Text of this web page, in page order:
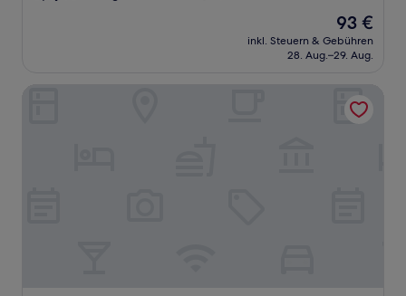
Bewertungen)
Der
Preis
beträgt
93 €
inkl. Steuern & Gebühren
28. Aug.–29. Aug.